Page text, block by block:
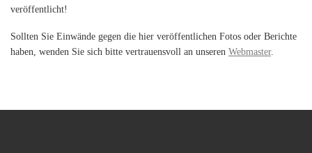
veröffentlicht!
Sollten Sie Einwände gegen die hier veröffentlichen Fotos oder Berichte
haben, wenden Sie sich bitte vertrauensvoll an unseren Webmaster.